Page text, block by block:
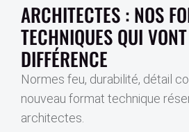
ARCHITECTES : NOS
TECHNIQUES QUI
DIFFÉRENCE
Normes feu, durabilité, détail
nouveau format technique
architectes.